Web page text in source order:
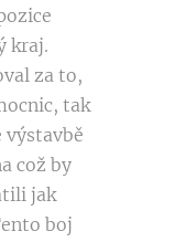
kraj.
za to,
tak
výstavbě
což by
jak
boj